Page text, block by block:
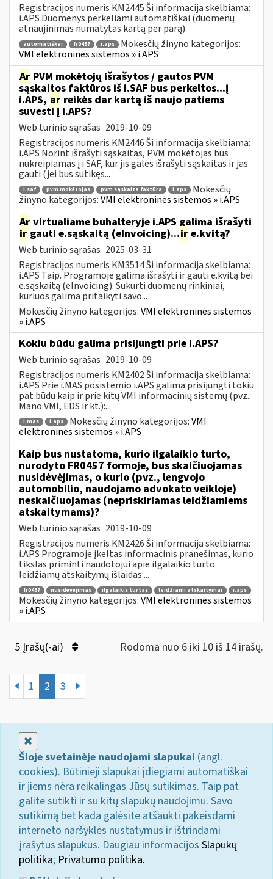
Registracijos numeris KM2445 Ši informacija skelbiama:
i.APS Duomenys perkeliami automatiškai (duomenų
atnaujinimas numatytas kartą per parą).
automatiškai fr0457 i.aps
Mokesčių žinyno kategorijos:
VMI elektroninės sistemos » i.APS
Ar PVM mokėtojų išrašytos / gautos PVM
sąskaitos faktūros iš i.SAF bus perkeltos...į
i.APS, ar reikės dar kartą iš naujo patiems
suvesti į i.APS?
Web turinio sąrašas 2019-10-09
Registracijos numeris KM2446 Ši informacija skelbiama:
i.APS Norint išrašyti sąskaitas, PVM mokėtojas bus
nukreipiamas į i.SAF, kur jis galės išrašyti sąskaitas ir jas
gauti (jei bus sutikęs...
i.saf pvm mokėtojas pvm sąskaita faktūra i.aps
Mokesčių
žinyno kategorijos:VMI elektroninės sistemos » i.APS
Ar virtualiame buhalteryje i.APS galima išrašyti
irgauti e.sąskaitą (eInvoicing)...ir e.kvitą?
Web turinio sąrašas 2025-03-31
Registracijos numeris KM3514 Ši informacija skelbiama:
i.APS Taip. Programoje galima išrašyti ir gauti e.kvitą bei
e.sąskaitą (eInvoicing). Sukurti duomenų rinkiniai,
kuriuos galima pritaikyti savo...
Mokesčių žinyno kategorijos:VMI elektroninės sistemos
» i.APS
Kokiu būdu galima prisijungti prie i.APS?
Web turinio sąrašas 2019-10-09
Registracijos numeris KM2402 Ši informacija skelbiama:
i.APS Prie i.MAS posistemio i.APS galima prisijungti tokiu
pat būdu kaip ir prie kitų VMI informacinių sistemų (pvz.:
Mano VMI, EDS ir kt.):...
i.mas i.aps Mokesčių žinyno kategorijos:VMI
elektroninės sistemos » i.APS
Kaip bus nustatoma, kurio ilgalaikio turto,
nurodyto FR0457 formoje, bus skaičiuojamas
nusidėvėjimas, o kurio (pvz., lengvojo
automobilio, naudojamo advokato veikloje)
neskaičiuojamas (nepriskiriamas leidžiamiems
atskaitymams)?
Web turinio sąrašas 2019-10-09
Registracijos numeris KM2426 Ši informacija skelbiama:
i.APS Programoje įkeltas informacinis pranešimas, kurio
tikslas priminti naudotojui apie ilgalaikio turto
leidžiamų atskaitymų išlaidas:...
fr0457 nusidėvėjimas ilgalaikis turtas leidžiami atskaitymai i.aps
Mokesčių žinyno kategorijos:VMI elektroninės sistemos
» i.APS
5 Įrašų(-ai) Rodoma nuo 6 iki 10 iš 14 irašų.
1 2 3
Šioje svetainėje naudojami slapukai (angl.
cookies). Būtinieji slapukai įdiegiami automatiškai
ir jiems nėra reikalingas Jūsų sutikimas. Taip pat
galite sutikti ir su kitų slapukų naudojimu. Savo
sutikimą bet kada galėsite atšaukti pakeisdami
interneto naršyklės nustatymus ir ištrindami
įrašytus slapukus. Daugiau informacijos Slapukų
politika; Privatumo politika.